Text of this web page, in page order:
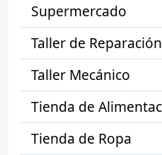
Supermercado
Taller de
Taller Mecánico
Tienda de
Tienda de Ropa